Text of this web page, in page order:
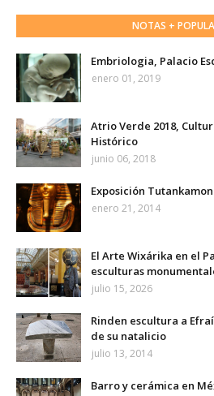
NOTAS +
Embriologia, Palacio
enero 01, 2019
Atrio Verde 2018,
Histórico
junio 06, 2018
Exposición Tutankamon
enero 21, 2014
El Arte Wixárika en el
esculturas
julio 15, 2026
Rinden escultura a
de su natalicio
julio 13, 2014
Barro y cerámica en